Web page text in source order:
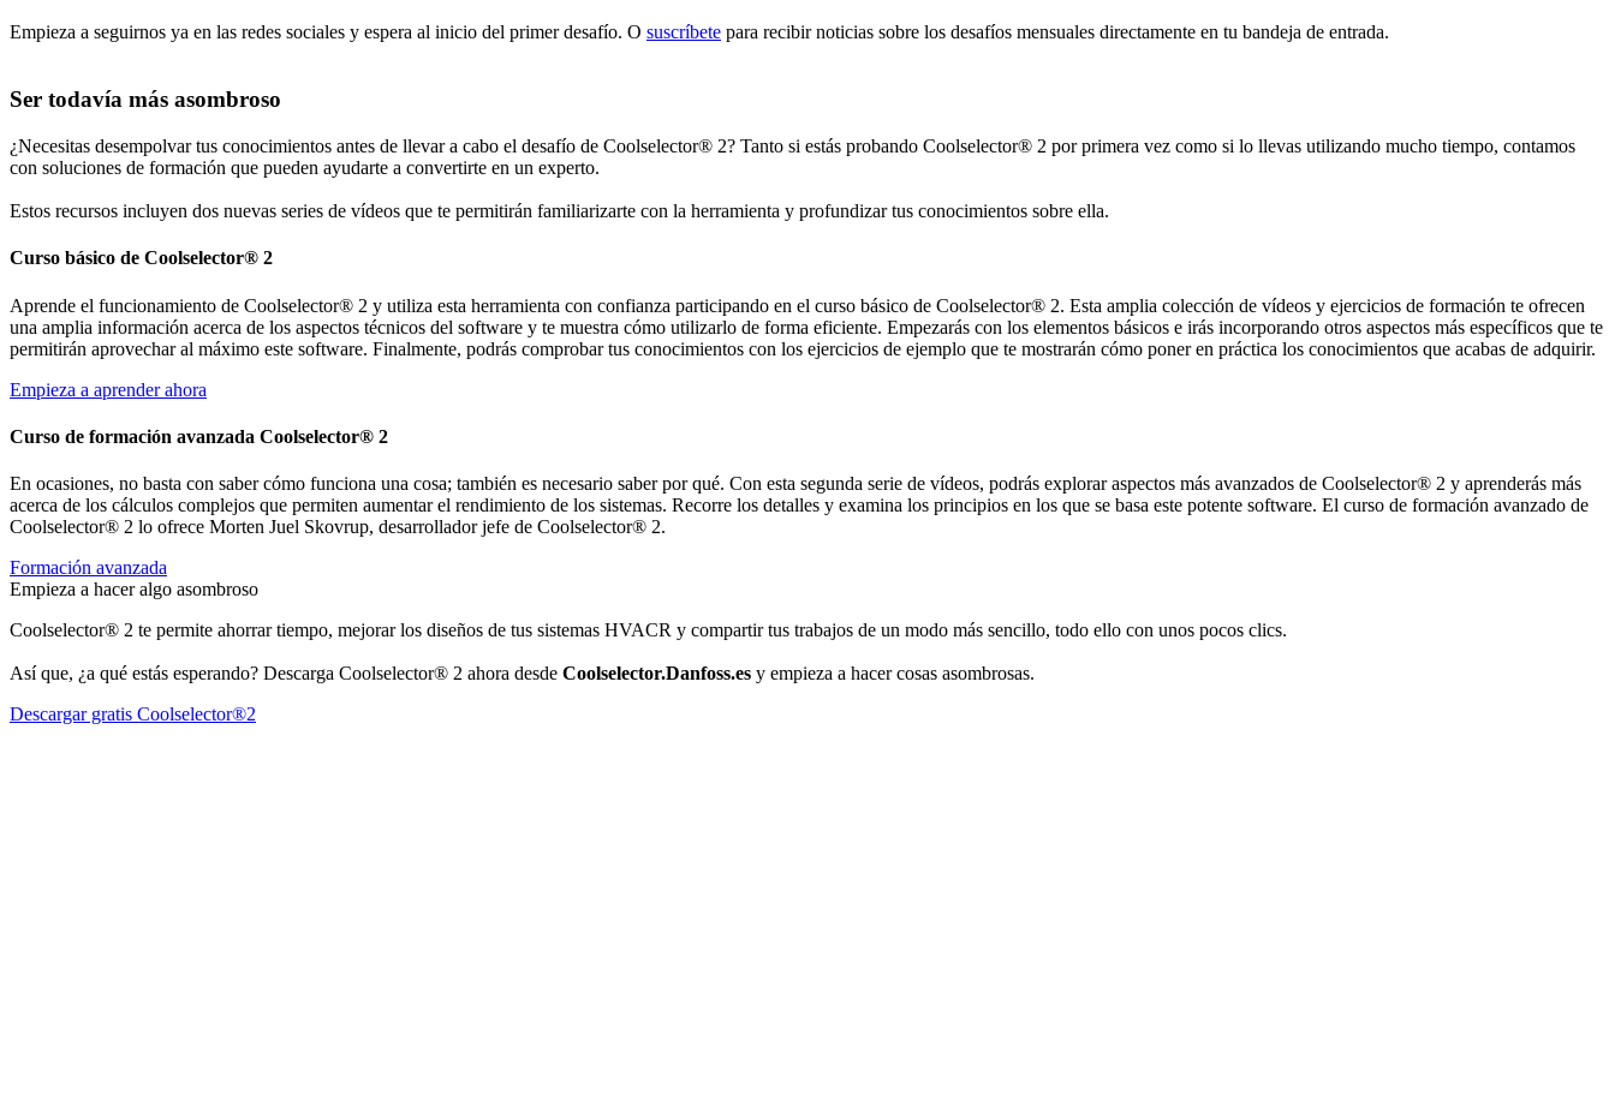
Empieza a seguirnos ya en las redes sociales y espera al inicio del primer desafío. O suscríbete para recibir noticias sobre los desafíos mensuales directamente en tu bandeja de entrada.
Ser todavía más asombroso
¿Necesitas desempolvar tus conocimientos antes de llevar a cabo el desafío de Coolselector® 2? Tanto si estás probando Coolselector® 2 por primera vez como si lo llevas utilizando mucho tiempo, contamos
con soluciones de formación que pueden ayudarte a convertirte en un experto.
Estos recursos incluyen dos nuevas series de vídeos que te permitirán familiarizarte con la herramienta y profundizar tus conocimientos sobre ella.
Curso básico de Coolselector® 2
Aprende el funcionamiento de Coolselector® 2 y utiliza esta herramienta con confianza participando en el curso básico de Coolselector® 2. Esta amplia colección de vídeos y ejercicios de formación te ofrecen
una amplia información acerca de los aspectos técnicos del software y te muestra cómo utilizarlo de forma eficiente. Empezarás con los elementos básicos e irás incorporando otros aspectos más específicos que te
permitirán aprovechar al máximo este software. Finalmente, podrás comprobar tus conocimientos con los ejercicios de ejemplo que te mostrarán cómo poner en práctica los conocimientos que acabas de adquirir.
Empieza a aprender ahora
Curso de formación avanzada Coolselector® 2
En ocasiones, no basta con saber cómo funciona una cosa; también es necesario saber por qué. Con esta segunda serie de vídeos, podrás explorar aspectos más avanzados de Coolselector® 2 y aprenderás más
acerca de los cálculos complejos que permiten aumentar el rendimiento de los sistemas. Recorre los detalles y examina los principios en los que se basa este potente software. El curso de formación avanzado de
Coolselector® 2 lo ofrece Morten Juel Skovrup, desarrollador jefe de Coolselector® 2.
Formación avanzada
Empieza a hacer algo asombroso
Coolselector® 2 te permite ahorrar tiempo, mejorar los diseños de tus sistemas HVACR y compartir tus trabajos de un modo más sencillo, todo ello con unos pocos clics.
Así que, ¿a qué estás esperando? Descarga Coolselector® 2 ahora desde Coolselector.Danfoss.es y empieza a hacer cosas asombrosas.
Descargar gratis Coolselector®2